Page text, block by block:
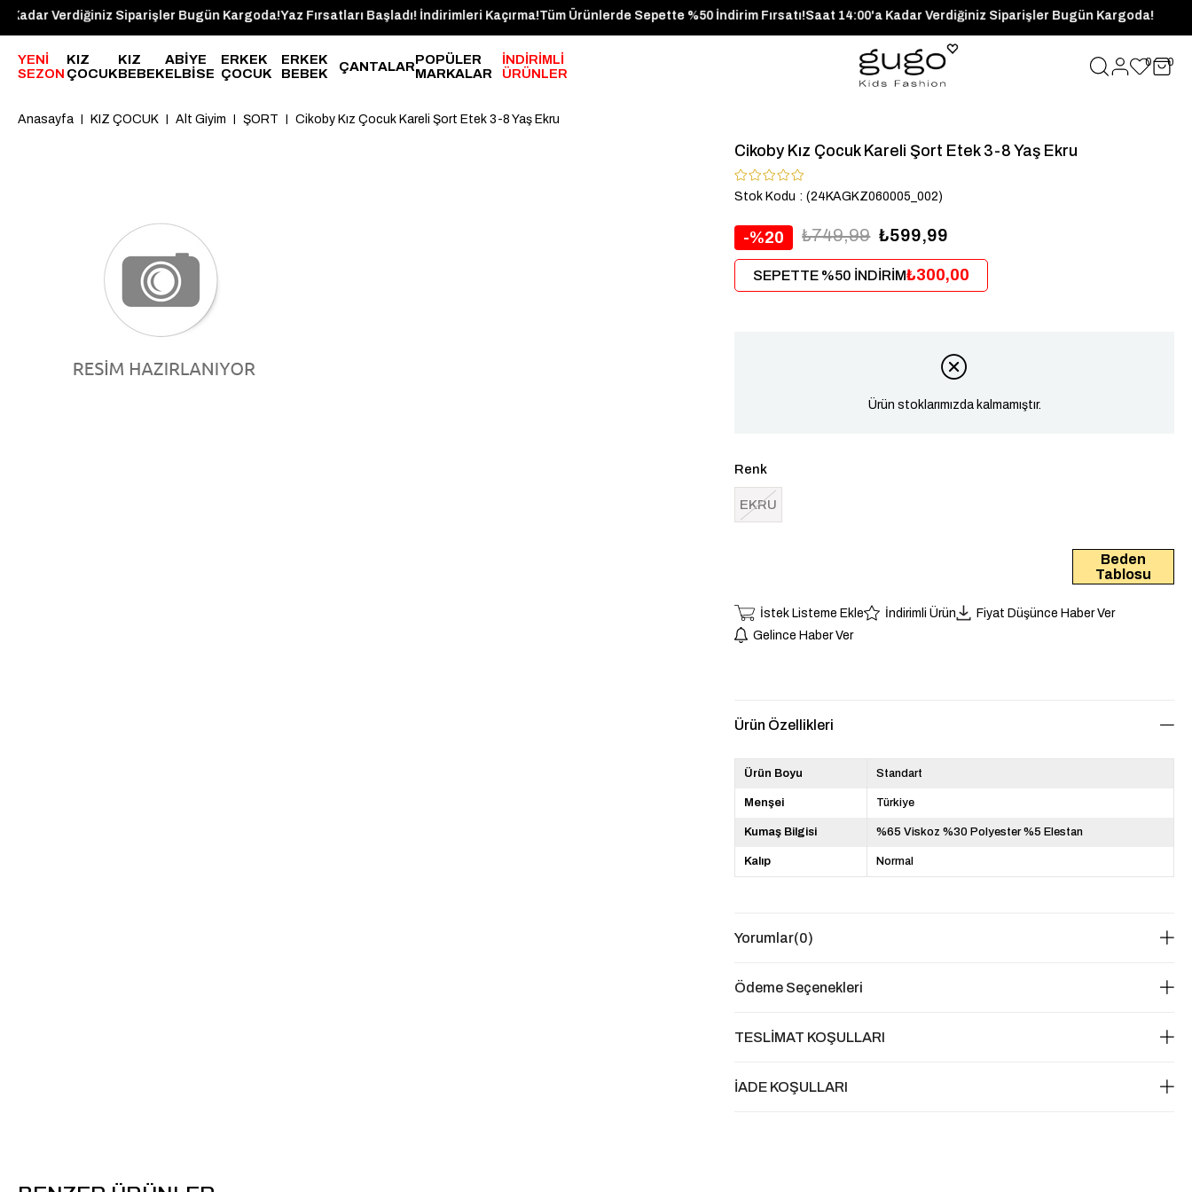
14:00'a Kadar Verdiğiniz Siparişler Bugün Kargoda!Yaz Fırsatları Başladı! İndirimleri Kaçırma!Tüm Ürünlerde Sepette %50 İndirim Fırsatı!Saat 14:00'a Kadar Verdiğiniz Siparişler Bugün
YENİ
SEZON
KIZ
ÇOCUK
KIZ
BEBEK
ABİYE
ELBİSE
ERKEK
ÇOCUK
ERKEK
BEBEK
ÇANTALARPOPÜLER
MARKALAR
İNDİRİMLİ
ÜRÜNLER
0 0
Anasayfa KIZ ÇOCUK Alt Giyim ŞORT Cikoby Kız Çocuk Kareli Şort Etek 3-8 Yaş Ekru
Cikoby Kız Çocuk Kareli Şort Etek 3-8 Yaş Ekru
Stok Kodu (24KAGKZ060005_002)
20 ₺749,99 ₺599,99
SEPETTE %50 İNDİRİM₺300,00
Ürün stoklarımızda kalmamıştır.
Renk
EKRU
Beden
Tablosu
İstek Listeme Ekle İndirimli Ürün
Fiyat Düşünce Haber Ver
Gelince Haber Ver
Ürün Özellikleri
Ürün Boyu Standart
Menşei Türkiye
Kumaş Bilgisi %65 Viskoz %30 Polyester %5 Elestan
Kalıp Normal
Yorumlar(0)
Ödeme Seçenekleri
TESLİMAT KOŞULLARI
İADE KOŞULLARI